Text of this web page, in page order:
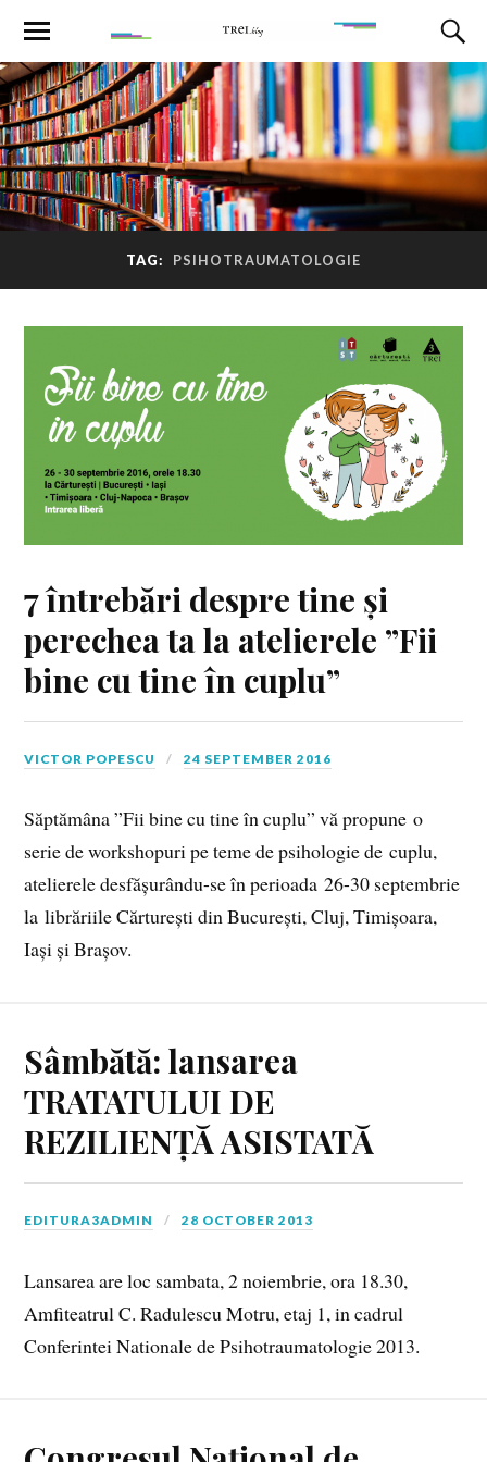
TAG: PSIHOTRAUMATOLOGIE
7 întrebări despre tine și
perechea ta la atelierele ”Fii
bine cu tine în cuplu”
VICTOR POPESCU 24 SEPTEMBER 2016
Săptămâna ”Fii bine cu tine în cuplu” vă propune o
serie de workshopuri pe teme de psihologie de cuplu,
atelierele desfășurându-se în perioada 26-30 septembrie
la librăriile Cărturești din București, Cluj, Timișoara,
Iași și Brașov.
Sâmbătă: lansarea
TRATATULUI DE
REZILIENȚĂ ASISTATĂ
EDITURA3ADMIN 28 OCTOBER 2013
Lansarea are loc sambata, 2 noiembrie, ora 18.30,
Amfiteatrul C. Radulescu Motru, etaj 1, in cadrul
Conferintei Nationale de Psihotraumatologie 2013.